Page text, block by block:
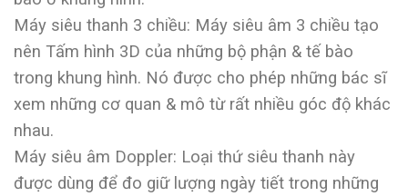
Máy siêu thanh 3 chiều: Máy siêu âm 3 chiều tạo
nên Tấm hình 3D của những bộ phận & tế bào
trong khung hình. Nó được cho phép những bác sĩ
xem những cơ quan & mô từ rất nhiều góc độ khác
nhau.
Máy siêu âm Doppler: Loại thứ siêu thanh này
được dùng để đo giữ lượng ngày tiết trong những